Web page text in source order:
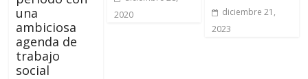
una
ambiciosa
agenda de
trabajo
social
2020
diciembre 21,
2023